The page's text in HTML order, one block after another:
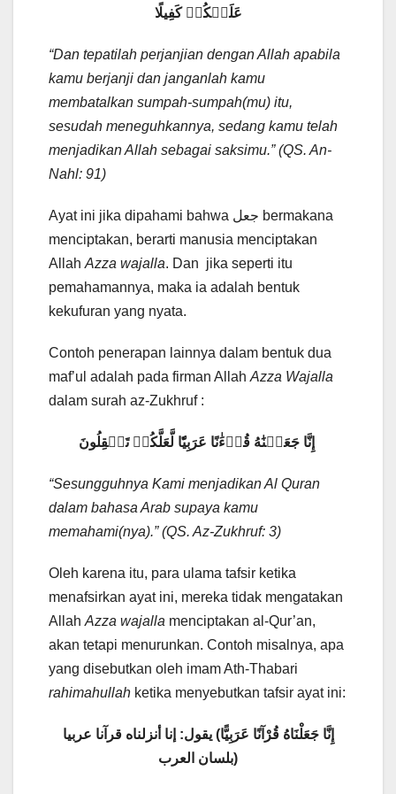
عَلَيۡكُمۡ كَفِيلًا
“Dan tepatilah perjanjian dengan Allah apabila
kamu berjanji dan janganlah kamu
membatalkan sumpah-sumpah(mu) itu,
sesudah meneguhkannya, sedang kamu telah
menjadikan Allah sebagai saksimu.” (QS. An-
Nahl: 91)
Ayat ini jika dipahami bahwa جعل bermakana
menciptakan, berarti manusia menciptakan
Allah Azza wajalla. Dan jika seperti itu
pemahamannya, maka ia adalah bentuk
kekufuran yang nyata.
Contoh penerapan lainnya dalam bentuk dua
maf’ul adalah pada firman Allah Azza Wajalla
dalam surah az-Zukhruf :
“Sesungguhnya Kami menjadikan Al Quran
dalam bahasa Arab supaya kamu
memahami(nya).” (QS. Az-Zukhruf: 3)
Oleh karena itu, para ulama tafsir ketika
menafsirkan ayat ini, mereka tidak mengatakan
Allah Azza wajalla menciptakan al-Qur’an,
akan tetapi menurunkan. Contoh misalnya, apa
yang disebutkan oleh imam Ath-Thabari
rahimahullah ketika menyebutkan tafsir ayat ini:
إِنَّا جَعَلْنَاهُ قُرْآنًا عَرَبِيًّا) يقول: إنا أنزلناه قرآنا عربيا
بلسان العرب)